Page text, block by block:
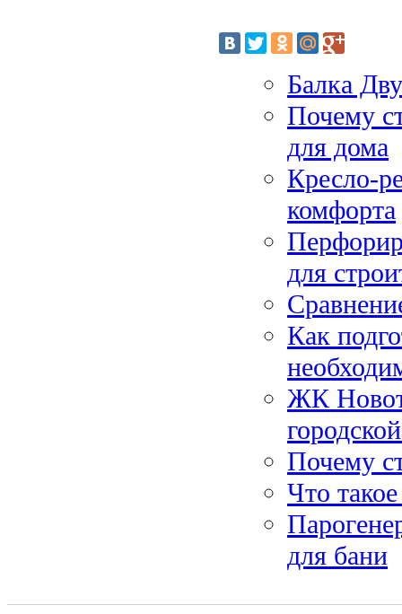
Балка
Почему
для дома
Кресло-
комфорта
для
Как
ЖК
Почему
Что
для бани